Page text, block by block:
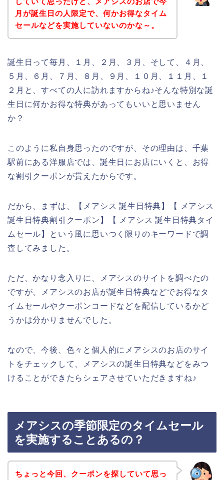
月が誕生日の人限定で、何かお得なタイム
セールなどを実施していないのかな～。
誕生日って毎月、１月、２月、３月、そして、４月、
５月、６月、７月、８月、９月、１０月、１１月、１
２月と、すべての人に訪れますからね♪そんな特別な誕
生日に何かお得な特典があってもいいと思いません
か？
このように私自身思ったのですが、その理由は、千葉
駅前にある洋服店では、誕生日にお店にいくと、お得
な割引クーポンが貰えたからです。
だから、まずは、【メアシス 誕生日特典】【 メアシス
誕生日特典割引クーポン】【 メアシス 誕生日特典タイ
ムセール】という風に思いつく限りのキーワードで調
査してみました。
ただ、かなり念入りに、メアシスのサイトを調べたの
ですが、メアシスのお店が誕生日特典などでお得なタ
イムセールやクーポンコードなどを配信しているかど
うかは分かりませんでした。
なので、今後、色々と個人的にメアシスのお店のサイ
トをチェックして、メアシスの誕生日特典などをみつ
けることができたらシェアさせていただきますね♪
メアシスの季節限定のタイムセール
を実施することあるの？
ちょっと今回、クーポンを探していて思っ